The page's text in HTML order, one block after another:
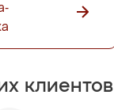
клиентов